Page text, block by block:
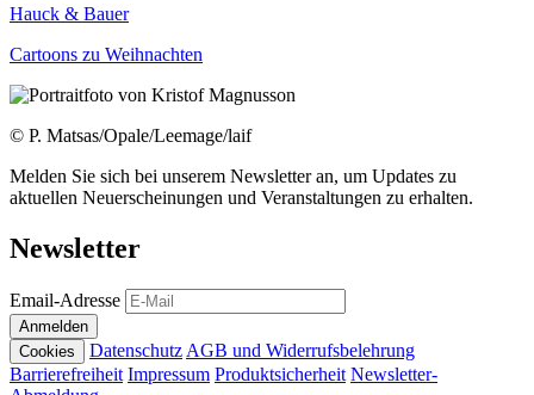
Hauck & Bauer
Cartoons zu Weihnachten
© P. Matsas/Opale/Leemage/laif
Melden Sie sich bei unserem Newsletter an, um Updates zu
aktuellen Neuerscheinungen und Veranstaltungen zu erhalten.
Newsletter
Email-Adresse
Anmelden
Cookies
Datenschutz AGB und Widerrufsbelehrung
Barrierefreiheit Impressum Produktsicherheit Newsletter-